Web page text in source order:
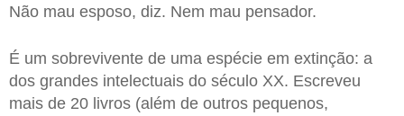
Não mau esposo, diz. Nem mau pensador.
É um sobrevivente de uma espécie em extinção: a
dos grandes intelectuais do século XX. Escreveu
mais de 20 livros (além de outros pequenos,